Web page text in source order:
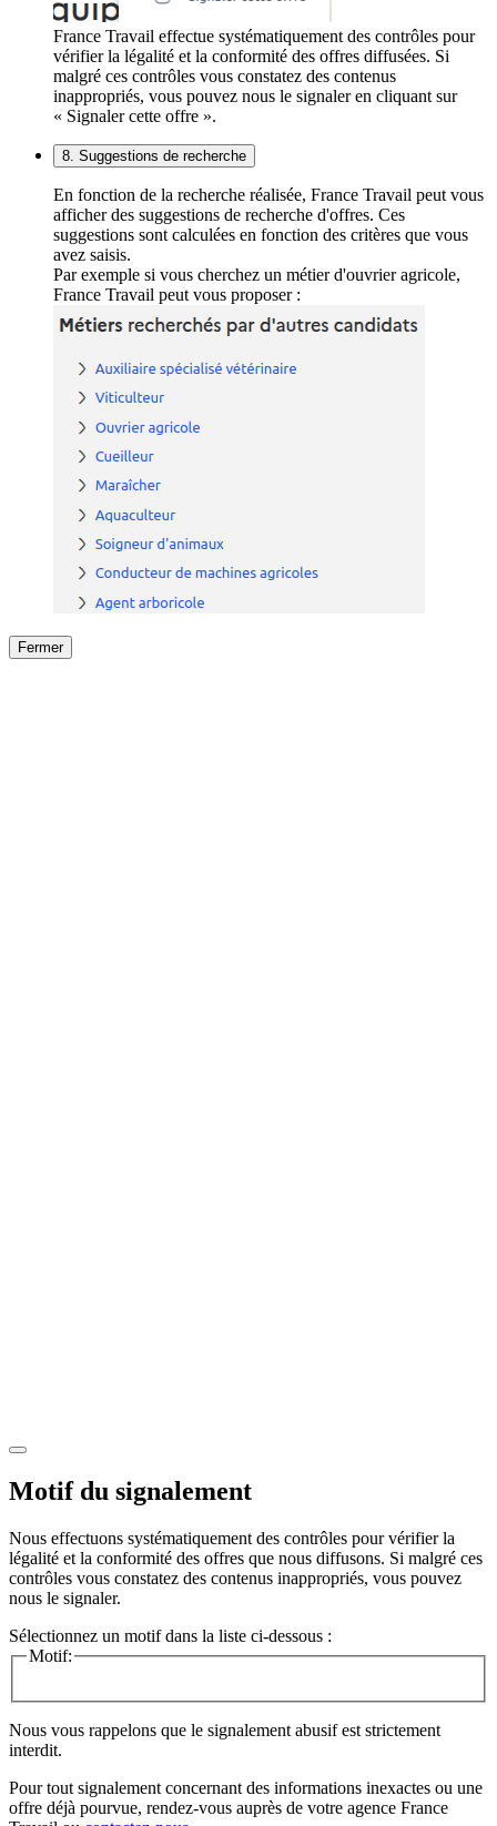
France Travail effectue systématiquement des contrôles pour
vérifier la légalité et la conformité des offres diffusées. Si
malgré ces contrôles vous constatez des contenus
inappropriés, vous pouvez nous le signaler en cliquant sur
« Signaler cette offre ».
8. Suggestions de recherche
En fonction de la recherche réalisée, France Travail peut vous
afficher des suggestions de recherche d'offres. Ces
suggestions sont calculées en fonction des critères que vous
avez saisis.
Par exemple si vous cherchez un métier d'ouvrier agricole,
France Travail peut vous proposer :
Fermer
Motif du signalement
Nous effectuons systématiquement des contrôles pour vérifier la
légalité et la conformité des offres que nous diffusons. Si malgré ces
contrôles vous constatez des contenus inappropriés, vous pouvez
nous le signaler.
Sélectionnez un motif dans la liste ci-dessous :
Motif:
Nous vous rappelons que le signalement abusif est strictement
interdit.
Pour tout signalement concernant des informations inexactes ou une
offre déjà pourvue, rendez-vous auprès de votre agence France